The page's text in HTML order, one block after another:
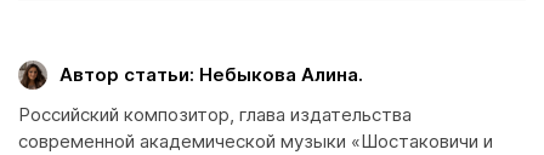
Автор статьи: Небыкова Алина.
Российский композитор, глава издательства
современной академической музыки «Шостаковичи и